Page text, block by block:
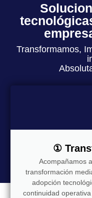
Transformamos,
①
Acompañamos
transformación
adopción
continuidad